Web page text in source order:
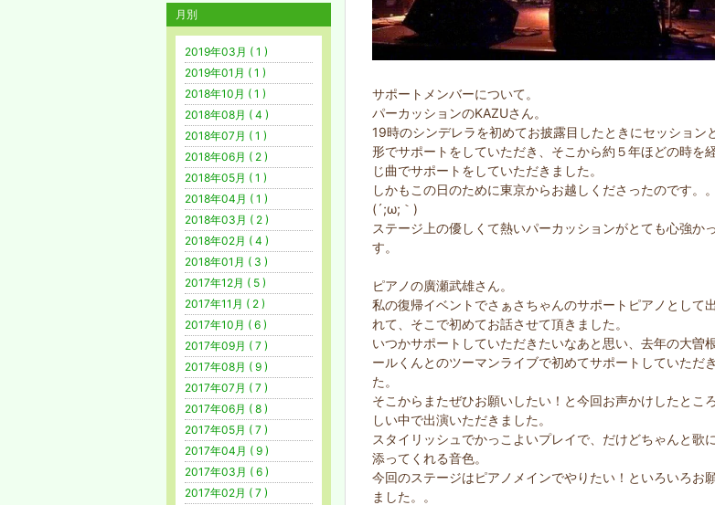
サポートメンバーについて。
パーカッションのKAZUさん。
19時のシンデレラを初めてお披露目したときにセッション
形でサポートをしていただき、そこから約５年ほどの時を
じ曲でサポートをしていただきました。
しかもこの日のために東京からお越しくださったのです。。
(´;ω;｀)
ステージ上の優しくて熱いパーカッションがとても心強か
す。
ピアノの廣瀬武雄さん。
私の復帰イベントでさぁさちゃんのサポートピアノとして
れて、そこで初めてお話させて頂きました。
いつかサポートしていただきたいなあと思い、去年の大曽
ールくんとのツーマンライブで初めてサポートしていただ
た。
そこからまたぜひお願いしたい！と今回お声かけしたとこ
しい中で出演いただきました。
スタイリッシュでかっこよいプレイで、だけどちゃんと歌
添ってくれる音色。
今回のステージはピアノメインでやりたい！といろいろお
ました。。
月別
2019年03月 ( 1 )
2019年01月 ( 1 )
2018年10月 ( 1 )
2018年08月 ( 4 )
2018年07月 ( 1 )
2018年06月 ( 2 )
2018年05月 ( 1 )
2018年04月 ( 1 )
2018年03月 ( 2 )
2018年02月 ( 4 )
2018年01月 ( 3 )
2017年12月 ( 5 )
2017年11月 ( 2 )
2017年10月 ( 6 )
2017年09月 ( 7 )
2017年08月 ( 9 )
2017年07月 ( 7 )
2017年06月 ( 8 )
2017年05月 ( 7 )
2017年04月 ( 9 )
2017年03月 ( 6 )
2017年02月 ( 7 )